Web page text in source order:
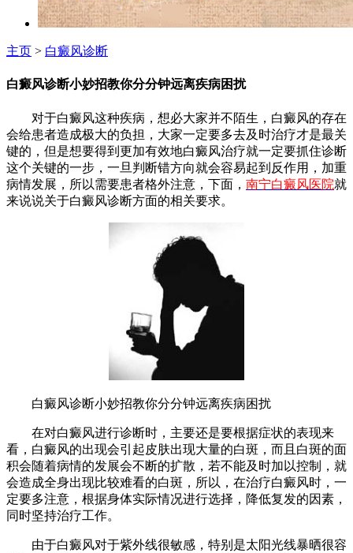
主页 > 白癜风诊断
白癜风诊断小妙招教你分分钟远离疾病困扰
对于白癜风这种疾病，想必大家并不陌生，白癜风的存在
会给患者造成极大的负担，大家一定要多去及时治疗才是最关
键的，但是想要得到更加有效地白癜风治疗就一定要抓住诊断
这个关键的一步，一旦判断错方向就会容易起到反作用，加重
病情发展，所以需要患者格外注意，下面， 南宁白癜风医院就
来说说关于白癜风诊断方面的相关要求。
白癜风诊断小妙招教你分分钟远离疾病困扰
在对白癜风进行诊断时，主要还是要根据症状的表现来
看，白癜风的出现会引起皮肤出现大量的白斑，而且白斑的面
积会随着病情的发展会不断的扩散，若不能及时加以控制，就
会造成全身出现比较难看的白斑，所以，在治疗白癜风时，一
定要多注意，根据身体实际情况进行选择，降低复发的因素，
同时坚持治疗工作。
由于白癜风对于紫外线很敏感，特别是太阳光线暴晒很容